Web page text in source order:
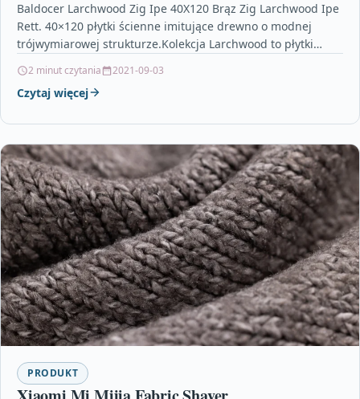
Baldocer Larchwood Zig Ipe 40X120 Brąz Zig Larchwood Ipe
Rett. 40×120 płytki ścienne imitujące drewno o modnej
trójwymiarowej strukturze.Kolekcja Larchwood to płytki
2 minut czytania 2021-09-03
Czytaj więcej
PRODUKT